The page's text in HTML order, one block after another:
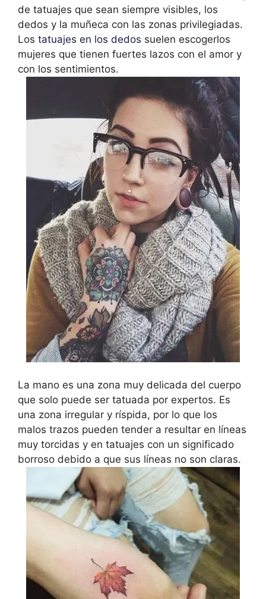
de tatuajes que sean siempre visibles, los
dedos y la muñeca con las zonas privilegiadas.
Los tatuajes en los dedos suelen escogerlos
mujeres que tienen fuertes lazos con el amor y
con los sentimientos.
La mano es una zona muy delicada del cuerpo
que solo puede ser tatuada por expertos. Es
una zona irregular y ríspida, por lo que los
malos trazos pueden tender a resultar en líneas
muy torcidas y en tatuajes con un significado
borroso debido a que sus líneas no son claras.